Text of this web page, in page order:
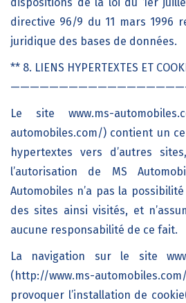
dispositions de la loi du 1er
directive 96/9 du 11 mars 1996
juridique des bases de données.
** 8. LIENS HYPERTEXTES ET
Le site www.ms-
automobiles.com/) contient un
hypertextes vers d’autres
l’autorisation de MS
Automobiles n’a pas la
des sites ainsi visités, et
aucune responsabilité de ce fait.
La navigation sur le site
(http://www.ms-
provoquer l’installation de